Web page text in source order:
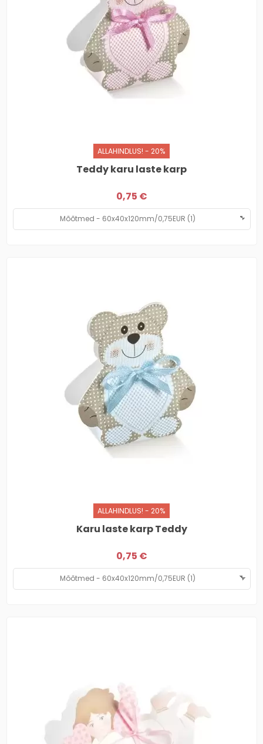
ALLAHINDLUS! - 20%
Teddy karu laste karp
0,75 €
ALLAHINDLUS! - 20%
Karu laste karp Teddy
0,75 €